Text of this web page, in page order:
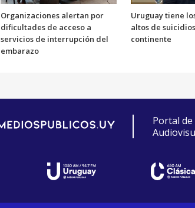
Organizaciones alertan por
dificultades de acceso a
servicios de interrupción del
embarazo
Uruguay tiene
altos de
continente
Portal